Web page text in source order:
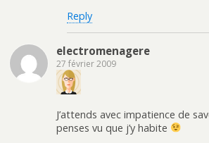
Reply
electromenagere
27 février 2009
J’attends avec impatience de
penses vu que j’y habite